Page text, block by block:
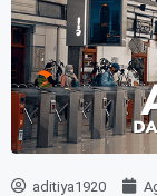
aditiya1920